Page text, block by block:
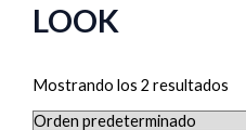
LOOK
Mostrando los 2 resultados